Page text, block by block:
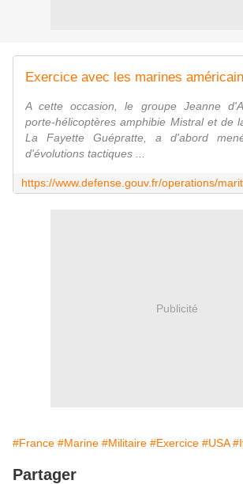
A cette occasion, le groupe Jeanne
porte-hélicoptères amphibie Mistral et de
La Fayette Guépratte, a d'abord
d'évolutions tactiques ...
Publicité
#France #Marine #Militaire #Exercice #USA
Partager